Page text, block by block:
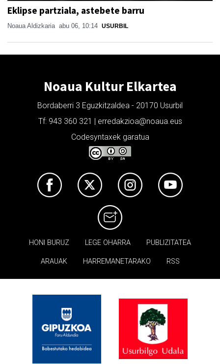
Eklipse partziala, astebete barru
Noaua Aldizkaria abu 06, 10:14 USURBIL
Noaua Kultur Elkartea
Bordaberri 3 Eguzkitzaldea - 20170 Usurbil
Tf: 943 360 321 | erredakzioa@noaua.eus
Codesyntaxek garatua
HONI BURUZ LEGE OHARRA PUBLIZITATEA
ARAUAK HARREMANETARAKO RSS